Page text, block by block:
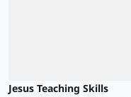
Jesus Teaching Skills